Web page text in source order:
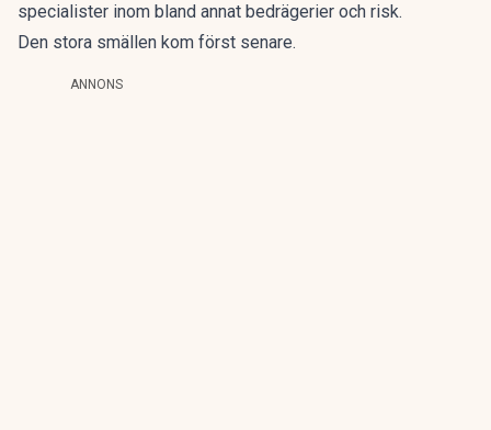
specialister inom bland annat bedrägerier och risk.
Den stora smällen kom först senare.
ANNONS